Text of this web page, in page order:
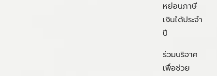
หย่อนภาษี
เงินได้ประจำ
ปี
ร่วมบริจาค
เพื่อช่วย